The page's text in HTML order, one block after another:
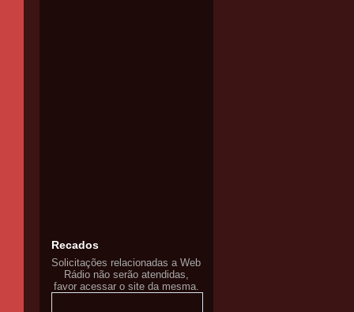
Recados
Solicitações relacionadas a Web
Rádio não serão atendidas,
favor acessar o site da mesma.